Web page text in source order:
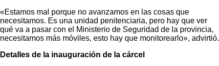
«Estamos mal porque no avanzamos en las cosas que
necesitamos. Es una unidad penitenciaria, pero hay que ver
qué va a pasar con el Ministerio de Seguridad de la provincia,
necesitamos más móviles, esto hay que monitorearlo», advirtió.
Detalles de la inauguración de la cárcel